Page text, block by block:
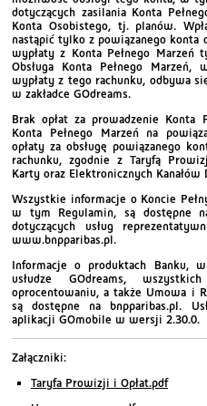
dotyczących zasilania Konta
Konta Osobistego, tj. planów.
nastąpić tylko z powiązanego
wypłaty z Konta Pełnego
Obsługa Konta Pełnego
wypłaty z tego rachunku, odbywa
w zakładce GOdreams.
Brak opłat za prowadzenie Konta
Konta Pełnego Marzeń na
opłaty za obsługę powiązanego
rachunku, zgodnie z Taryfą
Karty oraz Elektronicznych
Wszystkie informacje o Koncie
w tym Regulamin, są dostępne
dotyczących usług
www.bnpparibas.pl.
Informacje o produktach Banku,
usłudze GOdreams,
oprocentowaniu, a także Umowa i
są dostępne na bnpparibas.pl.
aplikacji GOmobile w wersji 2.30.0.
Załączniki:
Taryfa Prowizji i Opłat.pdf